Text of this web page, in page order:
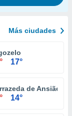
Más ciudades
17°
de Ansiães
14°